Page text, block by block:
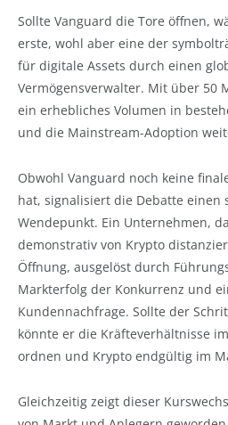
Sollte Vanguard die Tore öffnen,
erste, wohl aber eine der
für digitale Assets durch einen
Vermögensverwalter. Mit über 50
ein erhebliches Volumen in
und die Mainstream-Adoption
Obwohl Vanguard noch keine
hat, signalisiert die Debatte einen
Wendepunkt. Ein Unternehmen,
demonstrativ von Krypto
Öffnung, ausgelöst durch
Markterfolg der Konkurrenz und
Kundennachfrage. Sollte der
könnte er die Kräfteverhältnisse
ordnen und Krypto endgültig im
Gleichzeitig zeigt dieser